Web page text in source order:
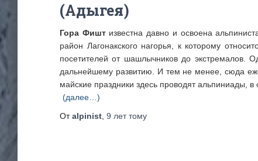
(Адыгея)
Гора Фиштизвестна давно и освоена
район Лагонакского нагорья, к которому
посетителей от шашлычников до экстремалов.
дальнейшему развитию. И тем не менее, сюда
майские праздники здесь проводят альпиниады,
(далее…)
Отalpinist 9 леттому